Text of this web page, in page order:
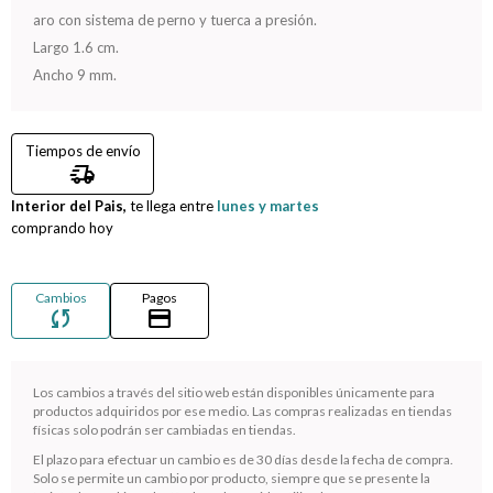
aro con sistema de perno y tuerca a presión.
Largo 1.6 cm.
Ancho 9 mm.
Tiempos de envío
delivery_truck_speed
Interior del Pais, te llega entre lunes y martes
comprando hoy
Cambios
sync
Pagos
credit_card
Los cambios a través del sitio web están disponibles únicamente para
productos adquiridos por ese medio. Las compras realizadas en tiendas
físicas solo podrán ser cambiadas en tiendas.
El plazo para efectuar un cambio es de 30 días desde la fecha de compra.
Solo se permite un cambio por producto, siempre que se presente la
¡Sumate a la forma más ágil de comprar!
Comprá en 3 cuotas sin recargo o hasta en 12
cuotas * ¡Solo con tu cédula!
Compromiso